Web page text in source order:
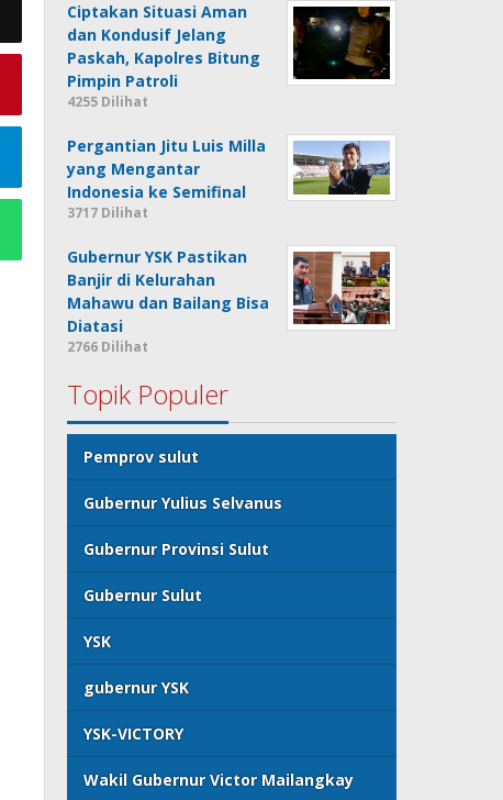
Ciptakan Situasi Aman
dan Kondusif Jelang
Paskah, Kapolres Bitung
Pimpin Patroli
4255 Dilihat
Pergantian Jitu Luis Milla
yang Mengantar
Indonesia ke Semifinal
3717 Dilihat
Gubernur YSK Pastikan
Banjir di Kelurahan
Mahawu dan Bailang Bisa
Diatasi
2766 Dilihat
Topik Populer
Pemprov sulut
Gubernur Yulius Selvanus
Gubernur Provinsi Sulut
Gubernur Sulut
YSK
gubernur YSK
YSK-VICTORY
Wakil Gubernur Victor Mailangkay